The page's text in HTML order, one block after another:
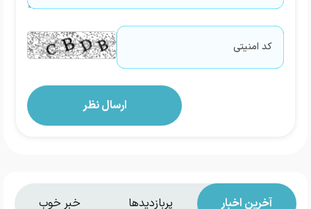
آخرین اخبار پربازدیدها خبر خوب